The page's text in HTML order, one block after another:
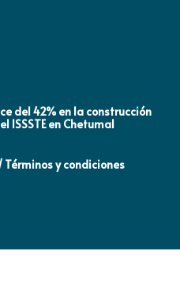
del 42% en la construcción
ISSSTE en Chetumal
y condiciones